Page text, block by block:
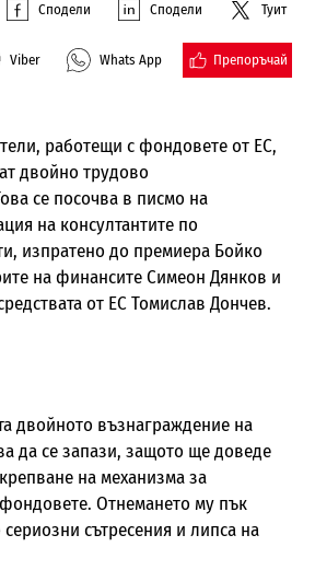
Сподели Сподели Туит
Viber Whats App Препоръчай
работещи с фондовете от ЕС,
двойно трудово
се посочва в писмо на
на консултантите по
изпратено до премиера Бойко
на финансите Симеон Дянков и
от ЕС Томислав Дончев.
двойното възнаграждение на
да се запази, защото ще доведе
на механизма за
Отнемането му пък
сътресения и липса на